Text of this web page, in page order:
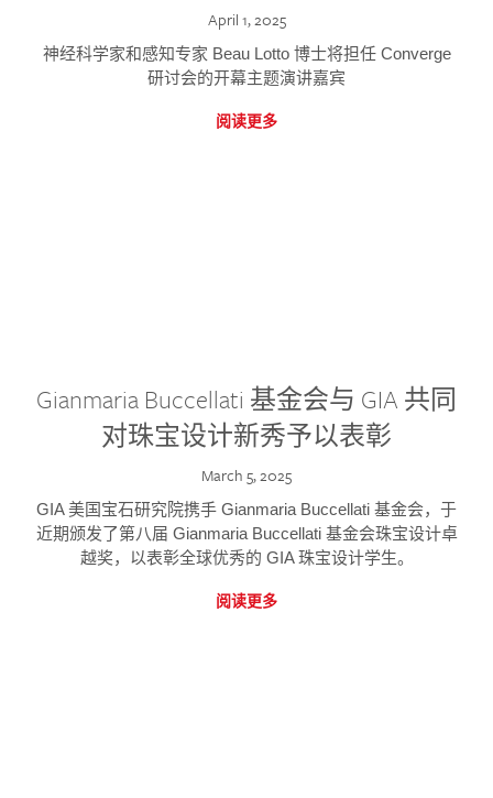
April 1, 2025
神经科学家和感知专家 Beau Lotto 博士将担任 Converge
研讨会的开幕主题演讲嘉宾
阅读更多
Gianmaria Buccellati 基金会与 GIA 共同
对珠宝设计新秀予以表彰
March 5, 2025
GIA 美国宝石研究院携手 Gianmaria Buccellati 基金会，于
近期颁发了第八届 Gianmaria Buccellati 基金会珠宝设计卓
越奖，以表彰全球优秀的 GIA 珠宝设计学生。
阅读更多